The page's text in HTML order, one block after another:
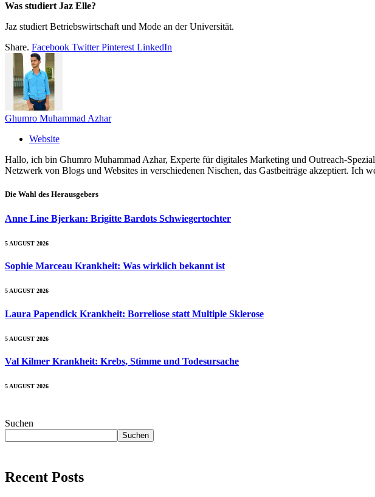
Was studiert Jaz Elle?
Jaz studiert Betriebswirtschaft und Mode an der Universität.
Share. Facebook Twitter Pinterest LinkedIn
Ghumro Muhammad Azhar
Website
Hallo, ich bin Ghumro Muhammad Azhar, Experte für digitales Marketing und Outreach-
Netzwerk von Blogs und Websites in verschiedenen Nischen, das Gastbeiträge akzeptiert. Ich
Die Wahl des Herausgebers
Anne Line Bjerkan: Brigitte Bardots Schwiegertochter
5 AUGUST 2026
Sophie Marceau Krankheit: Was wirklich bekannt ist
5 AUGUST 2026
Laura Papendick Krankheit: Borreliose statt Multiple Sklerose
5 AUGUST 2026
Val Kilmer Krankheit: Krebs, Stimme und Todesursache
5 AUGUST 2026
Suchen
Suchen
Recent Posts